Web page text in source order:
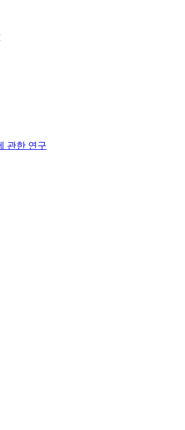
관한 연구